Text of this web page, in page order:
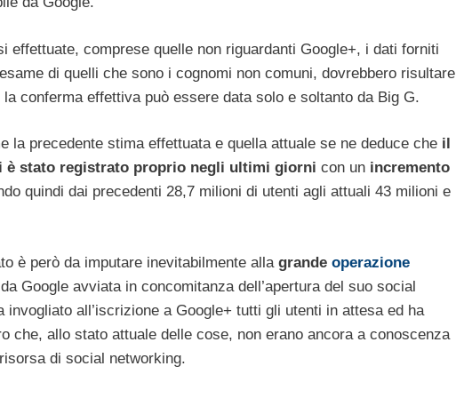
effettuate, comprese quelle non riguardanti Google+, i dati forniti
di quelli che sono i cognomi non comuni, dovrebbero risultare
conferma effettiva può essere data solo e soltanto da Big G.
la precedente stima effettuata e quella attuale se ne deduce che il
è stato registrato proprio negli ultimi giorni con un incremento
quindi dai precedenti 28,7 milioni di utenti agli attuali 43 milioni e
è però da imputare inevitabilmente alla grande operazione
Google avviata in concomitanza dell’apertura del suo social
invogliato all’iscrizione a Google+ tutti gli utenti in attesa ed ha
che, allo stato attuale delle cose, non erano ancora a conoscenza
di social networking.